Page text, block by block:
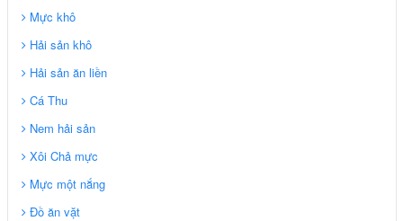
Mực khô
Hải sản khô
Hải sản ăn liền
Cá Thu
Nem hải sản
Xôi Chả mực
Mực một nắng
Đồ ăn vặt